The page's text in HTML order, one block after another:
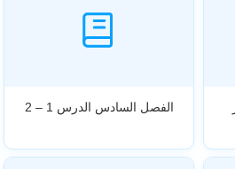
الفصل السادس الدرس 1 – 2